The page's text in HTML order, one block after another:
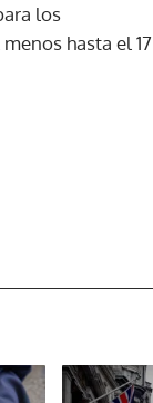
los
hasta el 17